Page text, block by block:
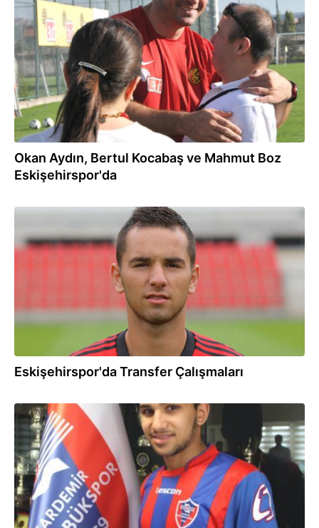
05.09.2013
Okan Aydın, Bertul Kocabaş ve Mahmut Boz
Eskişehirspor'da
Eskişehirspor'da Transfer Çalışmaları
22.08.2013